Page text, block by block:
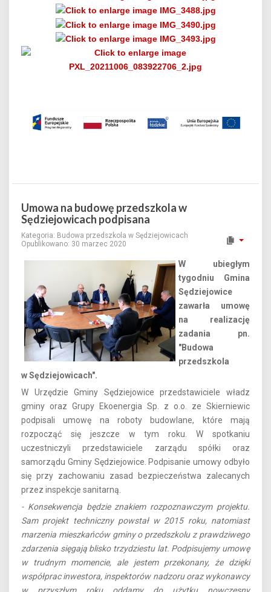
Umowa na budowę przedszkola w
Sędziejowicach podpisana
Kategoria: Budowa przedszkola w Sędziejowicach
Opublikowano: 30 marzec 2020
W ubiegłym
tygodniu Gmina
Sędziejowice
zawarła umowę
na realizację
zadania pn.
"Budowa
przedszkola
w Sędziejowicach".
W Urzędzie Gminy Sędziejowice przedstawiciele władz
gminy oraz Grupy Ekoenergia Sp. z o.o. ze Skierniewic
podpisali umowę na roboty budowlane, które mają
rozpocząć się jeszcze w tym roku. W spotkaniu
uczestniczyli przedstawiciele zarządu spółki oraz
samorządu Gminy Sędziejowice. Podpisanie umowy odbyło
się przy zachowaniu zasad bezpieczeństwa zalecanych
przez inspekcje sanitarną.
- Konsekwencja będzie znakiem rozpoznawczym projektu.
Sam projekt techniczny powstał w 2015 roku, natomiast
marzenia mieszkańców gminy o przedszkolu z prawdziwego
zdarzenia sięgają blisko trzydziestu lat. Podpisujemy umowę
w trudnym momencie, ale jestem przekonany, że dzięki
współprac inwestora, inspektorów nadzoru oraz wykonawcy